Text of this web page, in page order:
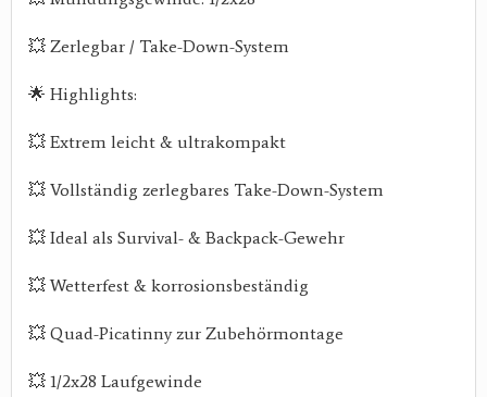
💥 Zerlegbar / Take-Down-System
🌟 Highlights:
💥 Extrem leicht & ultrakompakt
💥 Vollständig zerlegbares Take-Down-System
💥 Ideal als Survival- & Backpack-Gewehr
💥 Wetterfest & korrosionsbeständig
💥 Quad-Picatinny zur Zubehörmontage
💥 1/2x28 Laufgewinde